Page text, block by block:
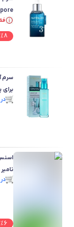
فقط ۳ عدد
%8
%6